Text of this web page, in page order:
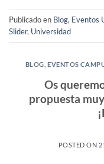
Publicado en Blog, Eventos
Slider, Universidad
BLOG ,EVENTOS
Os
propuesta
POSTED ON